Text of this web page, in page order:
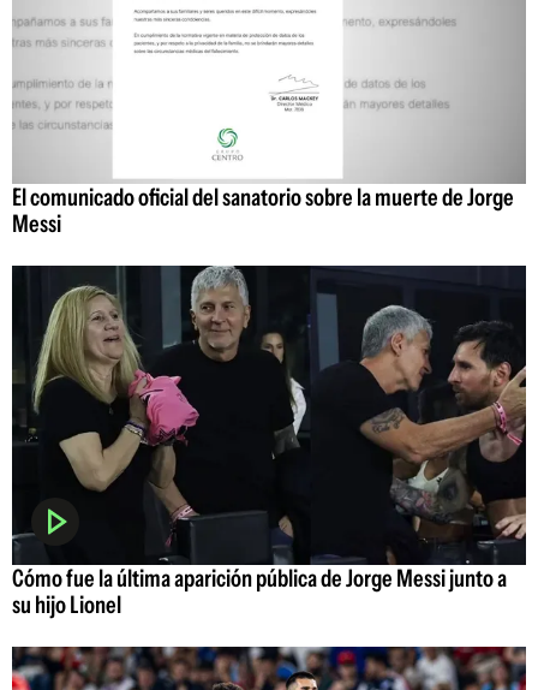
El comunicado oficial del sanatorio sobre la muerte de Jorge
Messi
Cómo fue la última aparición pública de Jorge Messi junto a
su hijo Lionel